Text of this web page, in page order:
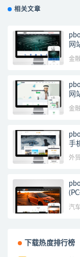
相关文章
网
金
网
金
手
外
汽
下载热度排行榜